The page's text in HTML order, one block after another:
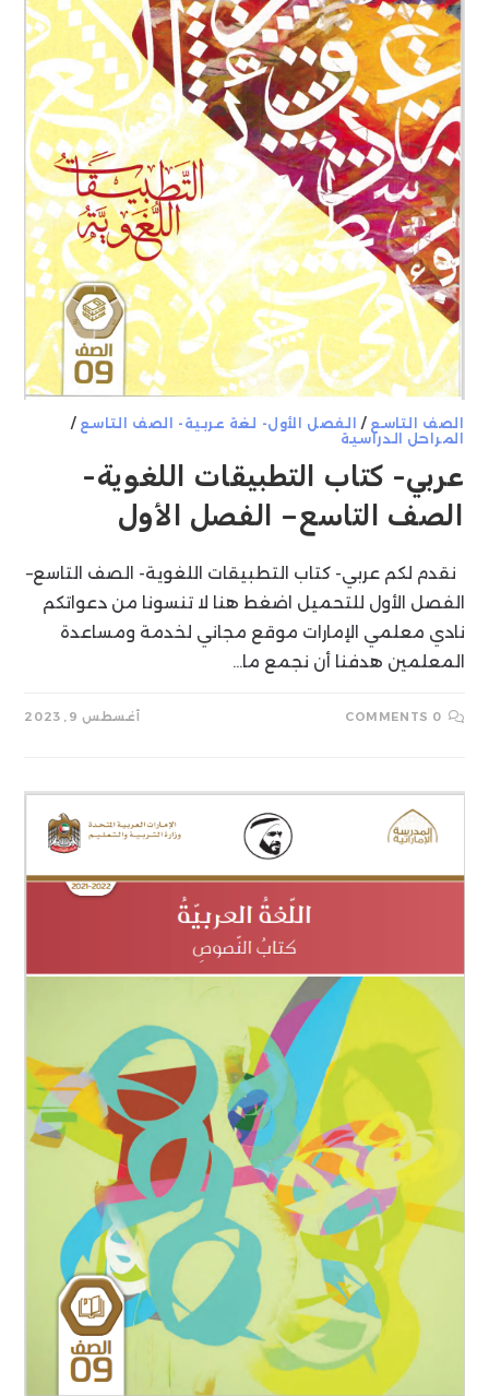
الصف التاسع / الفصل الأول- لغة عربية- الصف التاسع /
المراحل الدراسية
عربي- كتاب التطبيقات اللغوية-
الصف التاسع– الفصل الأول
نقدم لكم عربي- كتاب التطبيقات اللغوية- الصف التاسع–
الفصل الأول للتحميل اضغط هنا لا تنسونا من دعواتكم
نادي معلمي الإمارات موقع مجاني لخدمة ومساعدة
المعلمين هدفنا أن نجمع ما…
0 COMMENTS أغسطس 9, 2023